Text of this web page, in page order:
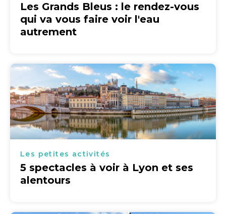
Les Grands Bleus : le rendez-vous
qui va vous faire voir l'eau
autrement
Les petites activités
5 spectacles à voir à Lyon et ses
alentours